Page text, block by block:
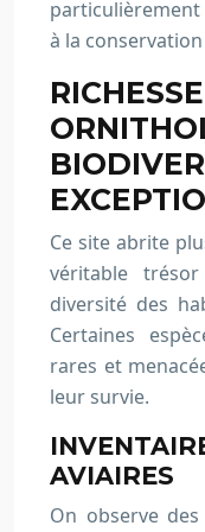
à la conservation
RICHESSE
Ce site abrite
véritable
diversité des
Certaines
rares et
leur survie.
AVIAIRES
On observe